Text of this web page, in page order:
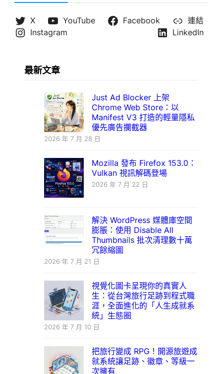
X YouTube Facebook
連結
Instagram
LinkedIn
最新文章
Just Ad Blocker 上架
Chrome Web Store：以
Manifest V3 打造的輕量隱私
優先廣告攔截器
2026 年 7 月 28 日
Mozilla 發布 Firefox 153.0：
Vulkan 視訊解碼登場
2026 年 7 月 22 日
解決 WordPress 媒體庫空間
膨脹：使用 Disable All
Thumbnails 批次清理數十萬
冗餘縮圖
2026 年 7 月 21 日
視覺化圖卡呈現你的真實人
生：從台灣旅行足跡到程式職
涯，全面進化的「人生成就系
統」生態圈
2026 年 7 月 10 日
把旅行變成 RPG！開源旅遊成
就系統讓足跡、徽章、等級一
次擁有